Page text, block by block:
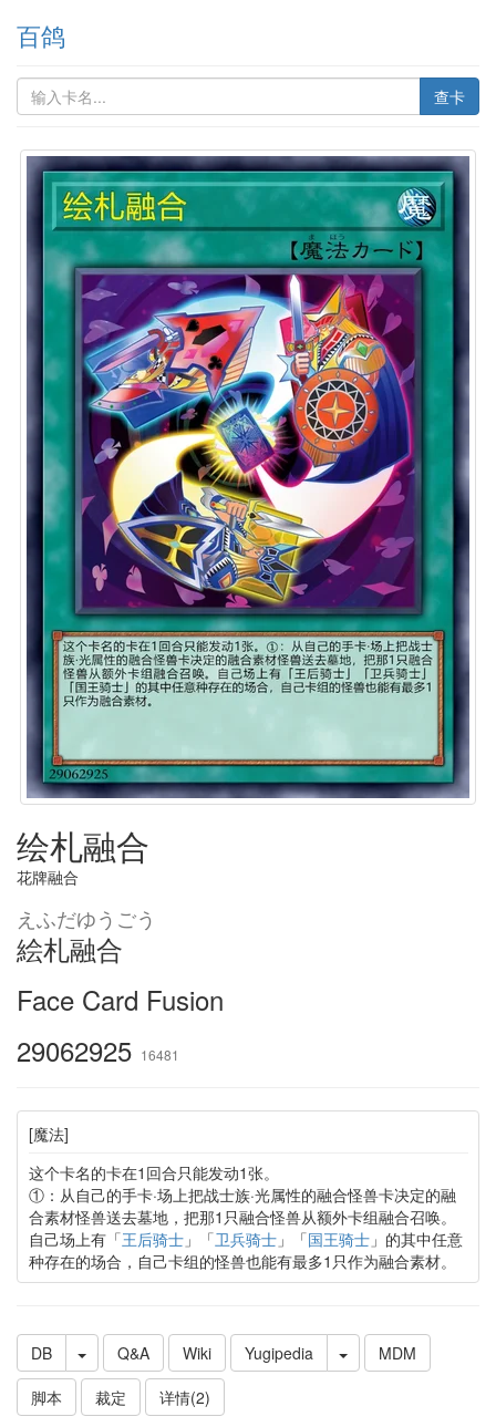
百鸽
查卡
绘札融合
花牌融合
えふだゆうごう
絵札融合
Face Card Fusion
29062925 16481
[魔法]
这个卡名的卡在1回合只能发动1张。
①：从自己的手卡·场上把战士族·光属性的融合怪兽卡决定的融
合素材怪兽送去墓地，把那1只融合怪兽从额外卡组融合召唤。
自己场上有「王后骑士」「卫兵骑士」「国王骑士」的其中任意
种存在的场合，自己卡组的怪兽也能有最多1只作为融合素材。
DB Q&A Wiki Yugipedia
MDM
脚本
裁定 详情(2)